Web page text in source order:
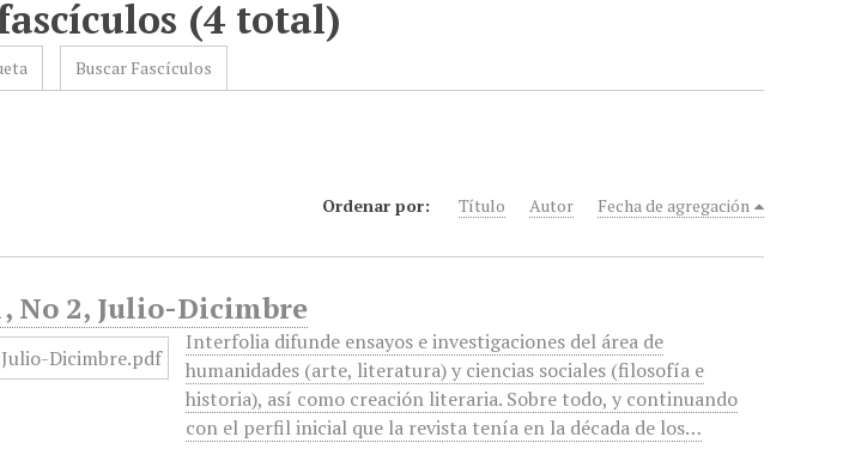
(4 total)
Buscar Fascículos
Ordenar por: Título Autor Fecha de agregación
No 2, Julio-Dicimbre
Interfolia difunde ensayos e investigaciones del área de
humanidades (arte, literatura) y ciencias sociales (filosofía e
historia), así como creación literaria. Sobre todo, y continuando
con el perfil inicial que la revista tenía en la década de los…